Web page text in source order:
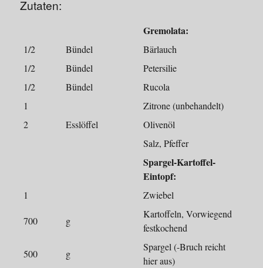
Zutaten:
Gremolata:
1/2 Bündel
Bärlauch
1/2
Bündel
Petersilie
1/2
Bündel
Rucola
1
Zitrone (unbehandelt)
2
Esslöffel
Olivenöl
Salz, Pfeffer
Spargel-Kartoffel-
Eintopf:
1 Zwiebel
700 g
Kartoffeln, Vorwiegend
festkochend
500 g
Spargel (-Bruch reicht
hier aus)